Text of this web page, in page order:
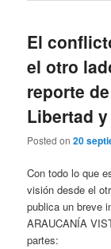
El
el otro
reporte
Libertad
Posted on20
Con todo lo que
visión desde el
publica un breve
ARAUCANÍA
partes: